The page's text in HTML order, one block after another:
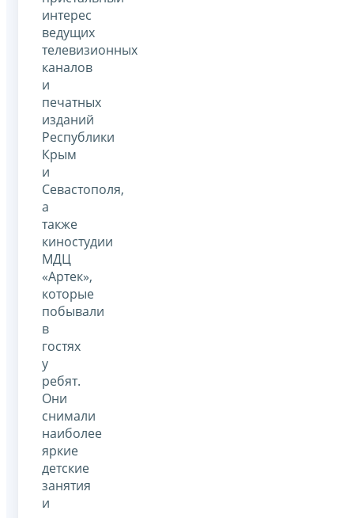
интерес
ведущих
телевизионных
каналов
и
печатных
изданий
Республики
Крым
и
Севастополя,
а
также
киностудии
МДЦ
«Артек»,
которые
побывали
в
гостях
у
ребят.
Они
снимали
наиболее
яркие
детские
занятия
и